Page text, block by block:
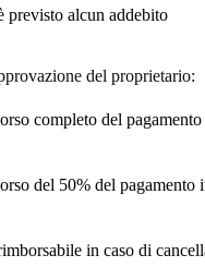
previsto alcun addebito
del proprietario:
completo del
del 50% del pagamento
in caso di